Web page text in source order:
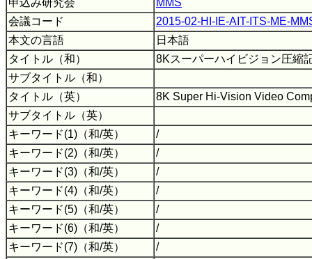
申込み研究会
MMS
会議コード
2015-02-HI-IE-AIT-ITS-ME-
本文の言語
日本語
タイトル（和）
8Kスーパーハイビジョン圧縮
サブタイトル（和）
タイトル（英）
8K Super Hi-Vision Video
サブタイトル（英）
キーワード(1)（和/英）
/
キーワード(2)（和/英）
/
キーワード(3)（和/英）
/
キーワード(4)（和/英）
/
キーワード(5)（和/英）
/
キーワード(6)（和/英）
/
キーワード(7)（和/英）
/